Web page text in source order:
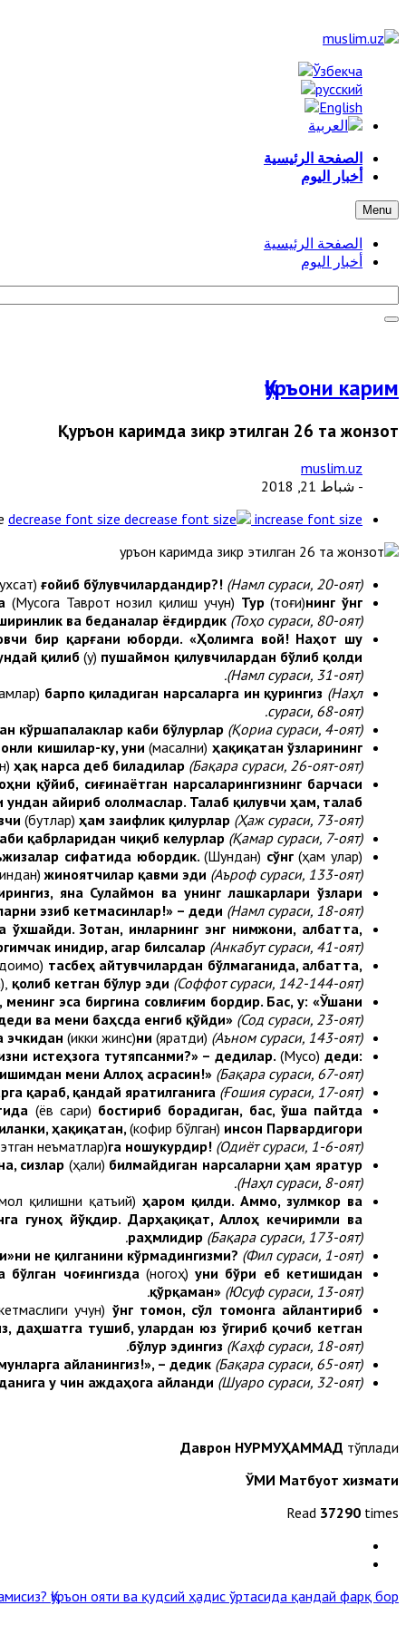
الصفحة الرئيسية
أخبار اليوم
Menu
الصفحة الرئيسية
أخبار اليوم
Қуръони карим
Қуръон каримда зикр этилган 26 та жонзот
muslim.uz
- شباط 21, 2018
decrease font size increase font size
ғойиб бўлувчилардандир?! (Намл сураси, 20-оят).
(Мусога Таврот нозил қилиш учун) Тур(тоғи)нинг ўнг
ва беданалар ёғдирдик (Тоҳо сураси, 80-оят)
бир қарғани юборди. «Ҳолимга вой! Наҳот шу
қилиб(у) пушаймон қилувчилардан бўлиб қолди
(Намл сураси, 31-оят).
барпо қиладиган нарсаларга ин қурингиз (Наҳл
сураси, 68-оят).
кўршапалаклар каби бўлурлар (Қориа сураси, 4-оят).
кишилар-ку, уни(масални) ҳақиқатан ўзларининг
ҳақ нарса деб биладилар (Бақара сураси, 26-оят-оят).
қўйиб, сиғинаётган нарсаларингизнинг барчаси
айириб ололмаслар. Талаб қилувчи ҳам, талаб
(бутлар) ҳам заифлик қилурлар (Ҳаж сураси, 73-оят).
қабрларидан чиқиб келурлар (Қамар сураси, 7-оят).
сифатида юбордик.(Шундан) сўнг(ҳам улар)
жиноятчилар қавми эди (Аъроф сураси, 133-оят).
яна Сулаймон ва унинг лашкарлари ўзлари
эзиб кетмасинлар!» – деди (Намл сураси, 18-оят)
ўхшайди. Зотан, инларнинг энг нимжони, албатта,
инидир, агар билсалар (Анкабут сураси, 41-оят).
тасбеҳ айтувчилардан бўлмаганида, албатта,
қолиб кетган бўлур эди (Соффот сураси, 142-144-оят).
эса биргина совлиғим бордир. Бас, у: «Ўшани
ва мени баҳсда енгиб қўйди» (Сод сураси, 23-оят).
эчкидан (икки жинс)ни (яратди) (Аъном сураси, 143-оят).
истеҳзога тутяпсанми?» – дедилар.(Мусо) деди:
мени Аллоҳ асрасин!» (Бақара сураси, 67-оят).
қараб, қандай яратилганига (Ғошия сураси, 17-оят).
(ёв сари) бостириб борадиган, бас, ўша пайтда
ҳақиқатан, (кофир бўлган) инсон Парвардигори
неъматлар)га ношукурдир! (Одиёт сураси, 1-6-оят).
сизлар (ҳали) билмайдиган нарсаларни ҳам яратур
(Наҳл сураси, 8-оят).
қилишни қатъий) ҳаром қилди. Аммо, зулмкор ва
гуноҳ йўқдир. Дарҳақиқат, Аллоҳ кечиримли ва
раҳмлидир (Бақара сураси, 173-оят).
не қилганини кўрмадингизми? (Фил сураси, 1-оят).
чоғингизда (ногоҳ) уни бўри еб кетишидан
қўрқаман» (Юсуф сураси, 13-оят).
учун) ўнг томон, сўл томонга айлантириб
даҳшатга тушиб, улардан юз ўгириб қочиб кетган
бўлур эдингиз (Каҳф сураси, 18-оят).
айланингиз!», – дедик (Бақара сураси, 65-оят).
у чин аждаҳога айланди (Шуаро сураси, 32-оят).
Даврон НУРМУҲАММАД тўплади
ЎМИ Матбуот хизмати
Read 37290 times
Қуръон ояти ва қудсий ҳадис ўртасида қандай фарқ бор? »